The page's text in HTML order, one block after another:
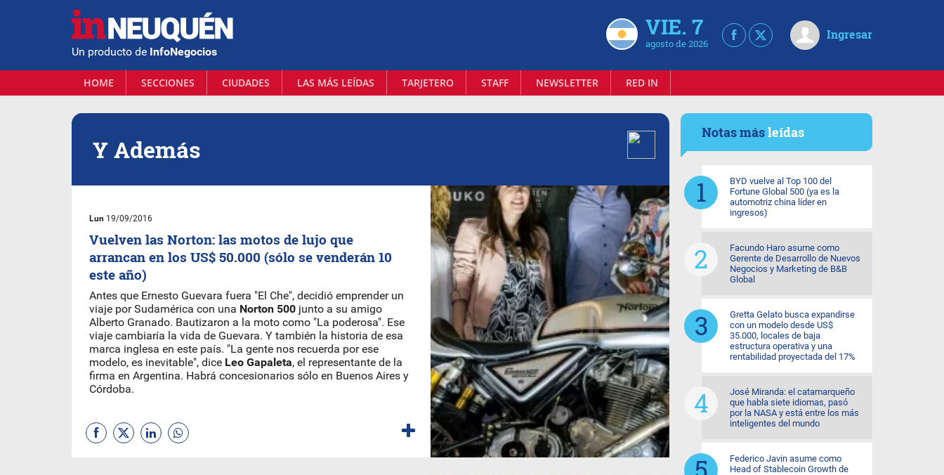
Un producto de InfoNegocios
VIE. 7
agosto de 2026
Ingresar
HOME SECCIONES CIUDADES LAS MÁS LEÍDAS TARJETERO STAFF NEWSLETTER RED IN
Y Además
Lun 19/09/2016
Vuelven las Norton: las motos de lujo que
arrancan en los US$ 50.000 (sólo se venderán 10
este año)
Antes que Ernesto Guevara fuera "El Che", decidió emprender un
viaje por Sudamérica con una Norton 500 junto a su amigo
Alberto Granado. Bautizaron a la moto como "La poderosa". Ese
viaje cambiaría la vida de Guevara. Y también la historia de esa
marca inglesa en este país. "La gente nos recuerda por ese
modelo, es inevitable", dice Leo Gapaleta, el representante de la
firma en Argentina. Habrá concesionarios sólo en Buenos Aires y
Córdoba.
Notas másleídas
BYD vuelve al Top 100 del
Fortune Global 500 (ya es la
automotriz china líder en
ingresos)
Facundo Haro asume como
Gerente de Desarrollo de Nuevos
Negocios y Marketing de B&B
Global
Gretta Gelato busca expandirse
con un modelo desde US$
35.000, locales de baja
estructura operativa y una
rentabilidad proyectada del 17%
José Miranda: el catamarqueño
que habla siete idiomas, pasó
por la NASA y está entre los más
inteligentes del mundo
Federico Javin asume como
Head of Stablecoin Growth de